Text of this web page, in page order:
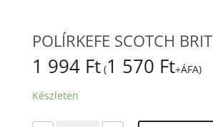
POLÍRKEFE SCOTCH
1 994 Ft (1 570 Ft+ÁFA)
Készleten